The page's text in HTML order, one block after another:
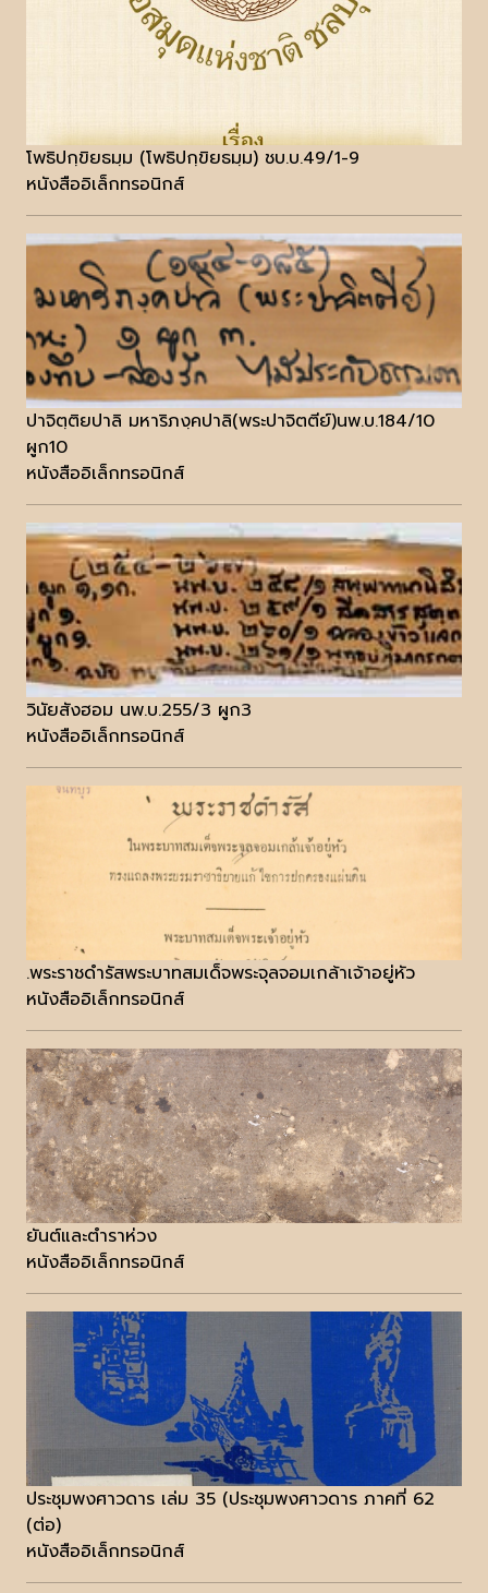
โพธิปกฺขิยธมฺม (โพธิปกฺขิยธมฺม) ชบ.บ.49/1-9
หนังสืออิเล็กทรอนิกส์
ปาจิตฺติยปาลิ มหาริภงฺคปาลิ(พระปาจิตตีย์)นพ.บ.184/10
ผูก10
หนังสืออิเล็กทรอนิกส์
วินัยสังฮอม นพ.บ.255/3 ผูก3
หนังสืออิเล็กทรอนิกส์
.พระราชดำรัสพระบาทสมเด็จพระจุลจอมเกล้าเจ้าอยู่หัว
หนังสืออิเล็กทรอนิกส์
ยันต์และตำราห่วง
หนังสืออิเล็กทรอนิกส์
ประชุมพงศาวดาร เล่ม 35 (ประชุมพงศาวดาร ภาคที่ 62
(ต่อ)
หนังสืออิเล็กทรอนิกส์